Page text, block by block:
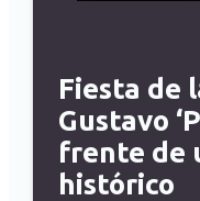
Fiesta de
Gustavo
frente de
histórico